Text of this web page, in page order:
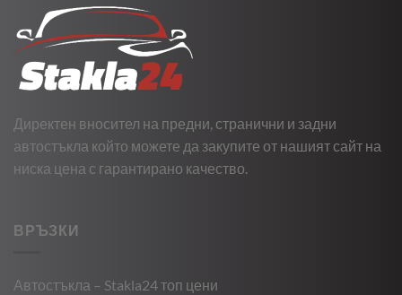
Директен вносител на предни, странични и задни
автостъкла който можете да закупите от нашият сайт на
ниска цена с гарантирано качество.
ВРЪЗКИ
Автостъкла – Stakla24 топ цени